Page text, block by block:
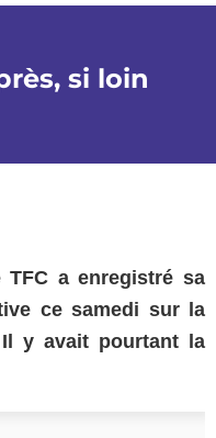
si loin
a enregistré sa
ce samedi sur la
Il y avait pourtant la